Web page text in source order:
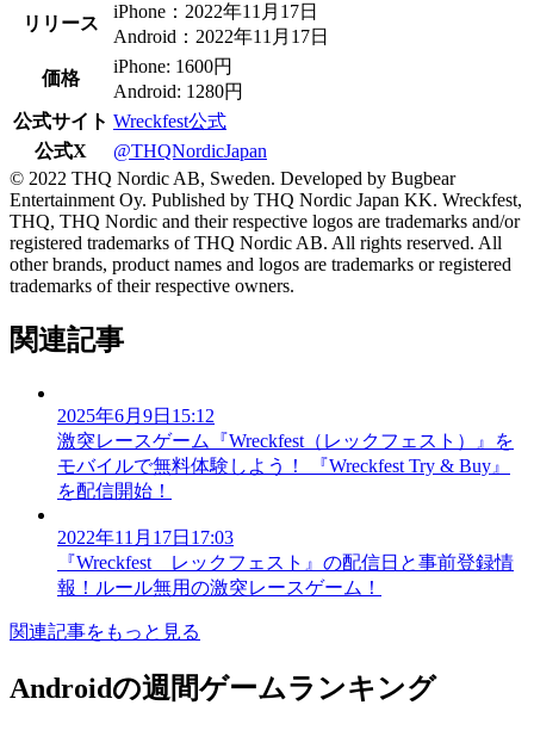
リリース
iPhone：2022年11月17日
Android：2022年11月17日
価格
iPhone: 1600円
Android: 1280円
公式サイト Wreckfest公式
公式X
@THQNordicJapan
© 2022 THQ Nordic AB, Sweden. Developed by Bugbear
Entertainment Oy. Published by THQ Nordic Japan KK. Wreckfest,
THQ, THQ Nordic and their respective logos are trademarks and/or
registered trademarks of THQ Nordic AB. All rights reserved. All
other brands, product names and logos are trademarks or registered
trademarks of their respective owners.
関連記事
2025年6月9日15:12
激突レースゲーム『Wreckfest（レックフェスト）』を
モバイルで無料体験しよう！ 『Wreckfest Try & Buy』
を配信開始！
2022年11月17日17:03
『Wreckfest レックフェスト』の配信日と事前登録情
報！ルール無用の激突レースゲーム！
関連記事をもっと見る
Androidの週間ゲームランキング